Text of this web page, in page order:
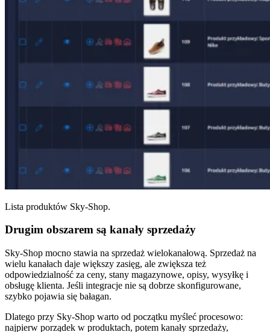
Lista produktów Sky-Shop.
Drugim obszarem są kanały sprzedaży
Sky-Shop mocno stawia na sprzedaż wielokanałową. Sprzedaż na
wielu kanałach daje większy zasięg, ale zwiększa też
odpowiedzialność za ceny, stany magazynowe, opisy, wysyłkę i
obsługę klienta. Jeśli integracje nie są dobrze skonfigurowane,
szybko pojawia się bałagan.
Dlatego przy Sky-Shop warto od początku myśleć procesowo:
najpierw porządek w produktach, potem kanały sprzedaży,